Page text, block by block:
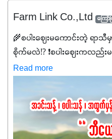
Farm Link Co.,Ltd ကြော်
🌾စပါးဈေးမကောင်းတဲ့ ရ
စိုက်မလဲ⁉️ ❗စပါးဈေးကလည်း
ကလည်း တက်နေတဲ့ဒီလိုအချိန်မှာ
အထွက်နှုန်းကို ထိန်းထားနိုင်မှ
ကြောင့် ကိုယ်သုံးသမျှ ကိုယ့်
အရည်အသွေးစိတ်ချရတဲ့ သွင်း
သုံးသင့်ပါတယ်။
Read more